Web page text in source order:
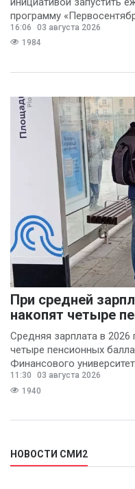
программу
предполагает
16:06
03 августа 2026
1984
При средней
накопят четыре
Средняя зарплата в
четыре пенсионных
Финансового
Балынин.
11:30
03 августа 2026
1940
НОВОСТИ СМИ2